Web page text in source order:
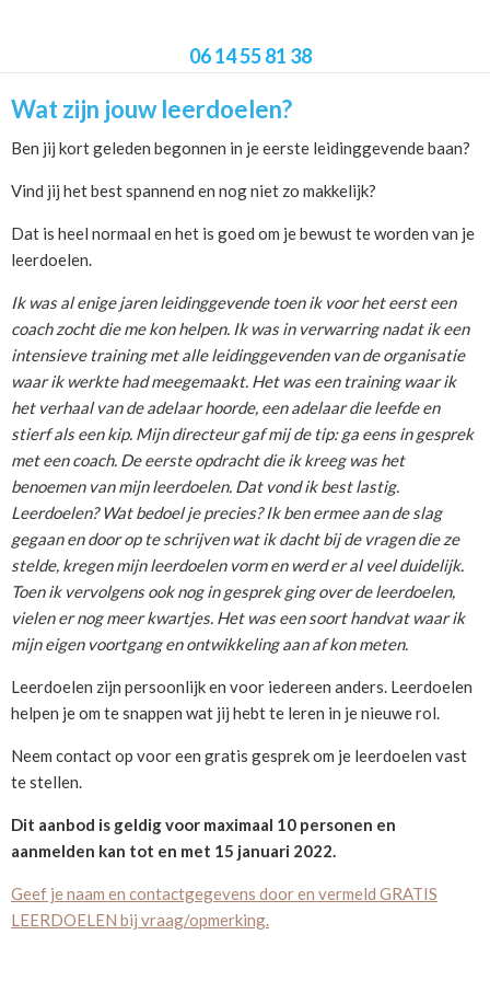
06 14 55 81 38
Wat zijn jouw leerdoelen?
Ben jij kort geleden begonnen in je eerste leidinggevende baan?
Vind jij het best spannend en nog niet zo makkelijk?
Dat is heel normaal en het is goed om je bewust te worden van je
leerdoelen.
Ik was al enige jaren leidinggevende toen ik voor het eerst een
coach zocht die me kon helpen. Ik was in verwarring nadat ik een
intensieve training met alle leidinggevenden van de organisatie
waar ik werkte had meegemaakt. Het was een training waar ik
het verhaal van de adelaar hoorde, een adelaar die leefde en
stierf als een kip. Mijn directeur gaf mij de tip: ga eens in gesprek
met een coach. De eerste opdracht die ik kreeg was het
benoemen van mijn leerdoelen. Dat vond ik best lastig.
Leerdoelen? Wat bedoel je precies? Ik ben ermee aan de slag
gegaan en door op te schrijven wat ik dacht bij de vragen die ze
stelde, kregen mijn leerdoelen vorm en werd er al veel duidelijk.
Toen ik vervolgens ook nog in gesprek ging over de leerdoelen,
vielen er nog meer kwartjes. Het was een soort handvat waar ik
mijn eigen voortgang en ontwikkeling aan af kon meten.
Leerdoelen zijn persoonlijk en voor iedereen anders. Leerdoelen
helpen je om te snappen wat jij hebt te leren in je nieuwe rol.
Neem contact op voor een gratis gesprek om je leerdoelen vast
te stellen.
Dit aanbod is geldig voor maximaal 10 personen en
aanmelden kan tot en met 15 januari 2022.
Geef je naam en contactgegevens door en vermeld GRATIS
LEERDOELEN bij vraag/opmerking.